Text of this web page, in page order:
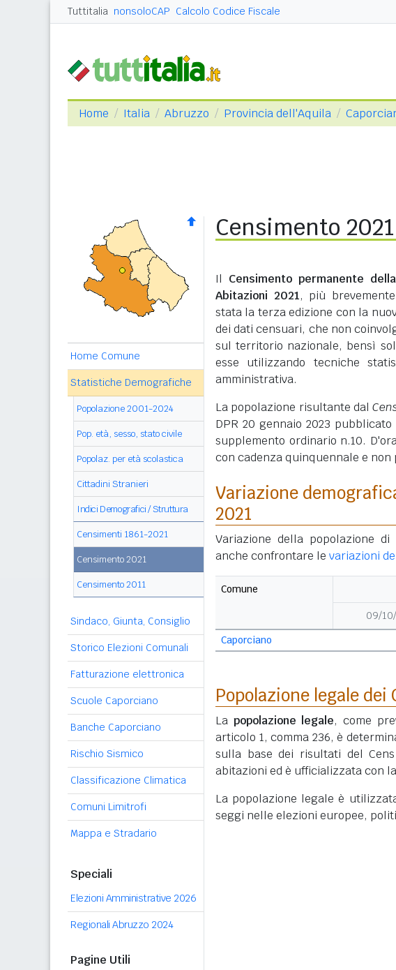
Tuttitalia nonsoloCAP Calcolo Codice Fiscale
Home Italia Abruzzo Provincia dell'Aquila
Home Comune
Statistiche Demografiche
Popolazione 2001-2024
Pop. età, sesso, stato civile
Popolaz. per età scolastica
Cittadini Stranieri
Indici Demografici / Struttura
Censimenti 1861-2021
Censimento 2021
Censimento 2011
Sindaco, Giunta, Consiglio
Storico Elezioni Comunali
Fatturazione elettronica
Scuole Caporciano
Banche Caporciano
Rischio Sismico
Classificazione Climatica
Comuni Limitrofi
Mappa e Stradario
Speciali
Elezioni Amministrative 2026
Regionali Abruzzo 2024
Pagine Utili
Censimento
Il Censimento permanente
Abitazioni 2021, più brevemente
stata la terza edizione con la
dei dati censuari, che non
sul territorio nazionale, bensì
esse utilizzando tecniche
amministrativa.
La popolazione risultante dal
DPR 20 gennaio 2023
supplemento ordinario n.10.
con cadenza quinquennale e non
Variazione
2021
Variazione della popolazione
anche confrontare le variazioni
Comune
09/
Caporciano
Popolazione legale dei
La popolazione legale, come
articolo 1, comma 236, è
sulla base dei risultati del
abitazioni ed è ufficializzata con
La popolazione legale è
seggi nelle elezioni europee,